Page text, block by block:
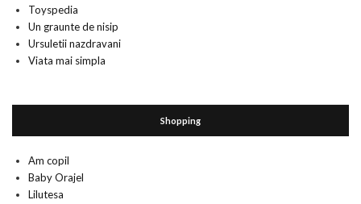
Toyspedia
Un graunte de nisip
Ursuletii nazdravani
Viata mai simpla
Shopping
Am copil
Baby Orajel
Lilutesa